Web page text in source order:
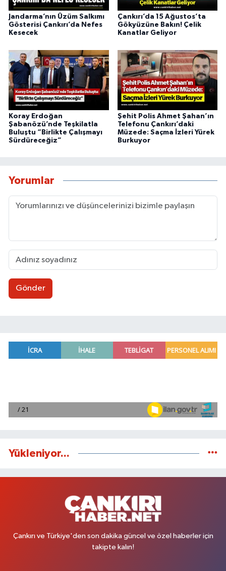
Jandarma’nın Üzüm Salkımı
Gösterisi Çankırı’da Nefes
Kesecek
Çankırı’da 15 Ağustos’ta
Gökyüzüne Bakın! Çelik
Kanatlar Geliyor
Koray Erdoğan
Şabanözü’nde Teşkilatla
Buluştu “Birlikte Çalışmayı
Sürdüreceğiz”
Şehit Polis Ahmet Şahan’ın
Telefonu Çankırı’daki
Müzede: Saçma İzleri Yürek
Burkuyor
Yorumlar
Gönder
Yükleniyor...
Çankırı ve Türkiye'den son dakika güncel ve özel haberler için
takipte kalın!